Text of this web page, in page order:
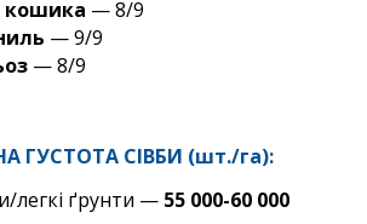
кошика — 8/9
— 9/9
— 8/9
ГУСТОТА СІВБИ (шт./га):
легкі ґрунти — 55 000-60 000